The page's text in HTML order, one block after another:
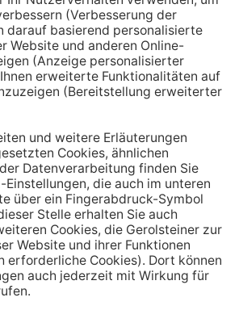
während jeder Mahlzeit
trinken
du das Trinken mit einem Ereignis.
unterstützt du außerdem die
Zusätzlich fördert
des Essens das Sättigungsgefühl.
dein Wasser auf
von purem Mineralwasser
dann kannst du deine Getränke mit
Mische dir einfach